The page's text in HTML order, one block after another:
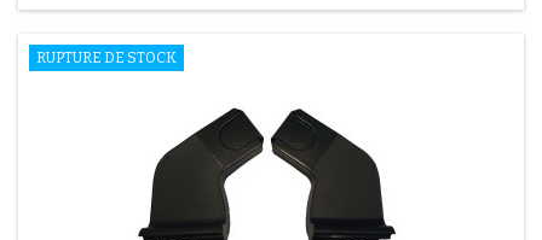
RUPTURE DE STOCK